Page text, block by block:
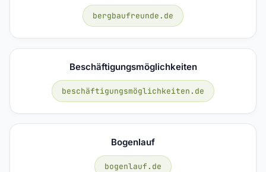
bergbaufreunde.de
Beschäftigungsmöglichkeiten
beschäftigungsmöglichkeiten.de
Bogenlauf
bogenlauf.de